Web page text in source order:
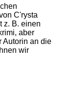
C'rysta
z. B. einen
aber
Autorin an die
wir